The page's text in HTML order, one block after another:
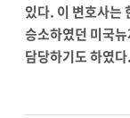
있다. 이 변호사는
승소하였던 미국
담당하기도 하였다.